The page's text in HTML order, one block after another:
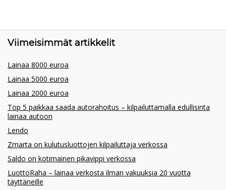
Viimeisimmät artikkelit
Lainaa 8000 euroa
Lainaa 5000 euroa
Lainaa 2000 euroa
Top 5 paikkaa saada autorahoitus – kilpailuttamalla edullisinta
lainaa autoon
Lendo
Zmarta on kulutusluottojen kilpailuttaja verkossa
Saldo on kotimainen pikavippi verkossa
LuottoRaha – lainaa verkosta ilman vakuuksia 20 vuotta
täyttäneille